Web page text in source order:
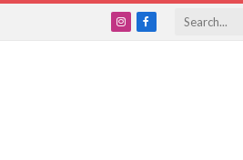
InstagramFacebook